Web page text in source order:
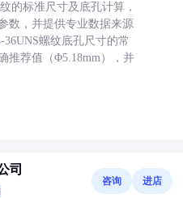
的标准尺寸及底孔计算，
数，并提供专业数据来源
36UNS螺纹底孔尺寸的常
推荐值（Φ5.18mm），并
司
咨询 进店